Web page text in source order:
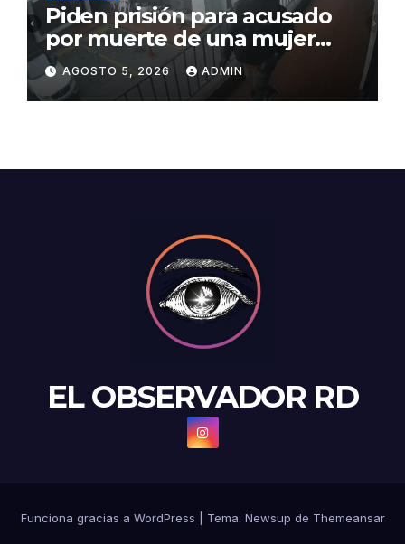
Piden prisión para acusado
por muerte de una mujer
durante intento de robo en
plaza comercial en Piantini
AGOSTO 5, 2026 ADMIN
EL OBSERVADOR RD
Funciona gracias a WordPress Tema: Newsup de Themeansar